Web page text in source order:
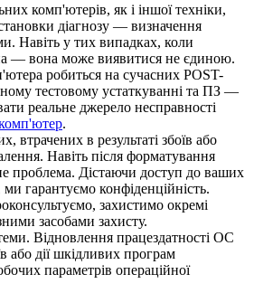
комп'ютерів, як і іншої техніки,
діагнозу — визначення
Навіть у тих випадках, коли
— вона може виявитися не єдиною.
робиться на сучасних POST-
тестовому устаткуванні та ПЗ —
реальне джерело несправності
.
втрачених в результаті збоїв або
Навіть після форматування
проблема. Дістаючи доступ до ваших
гарантуємо конфіденційність.
захистимо окремі
засобами захисту.
Відновлення працездатності ОС
або дії шкідливих програм
параметрів операційної